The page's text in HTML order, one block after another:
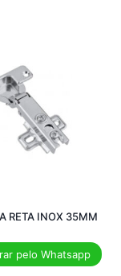
RETA INOX 35MM
pelo Whatsapp